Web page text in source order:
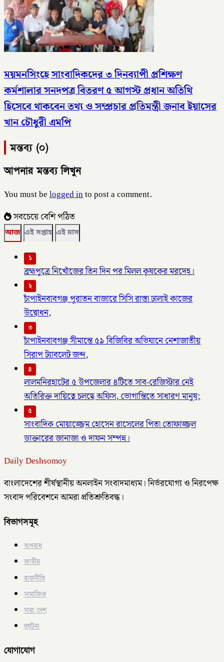
ময়মনসিংহে সাংবাদিকদের ৩ দিনব্যাপী প্রশিক্ষণ
কর্মশালার সনদপত্র বিতরণ ৫ আগস্ট​ প্রধান অতিথি
হিসেবে থাকবেন তথ্য ও সম্প্রচার প্রতিমন্ত্রী জনাব ইয়াসের
খান চৌধুরী এমপি
মন্তব্য (০)
আপনার মন্তব্য লিখুন
You must belogged into post a comment.
সবচেয়ে বেশি পঠিত
আজ এই সপ্তাহ এই মাস
১
ব্রহ্মপুত্রে নিখোঁজের তিন দিন পর মিলল কৃষকের মরদেহ।
২
চাঁপাইনবাবগঞ্জ পুরাতন বাজারে সিসি রাস্তা ঢালাই কাজের
উদ্বোধন,
৩
চাঁপাইনবাবগঞ্জ সীমান্তে ৫৯ বিজিবির অভিযানে নেশাজাতীয়
সিরাপ ট্যাবলেট জব্দ,
৪
লালমনিরহাটের ৫ উপজেলার ৪টিতে সাব-রেজিস্ট্রার নেই
অতিরিক্ত দায়িত্বে চলছে অফিস, ভোগান্তিতে সাধারণ মানুষ;
৫
সাংবাদিক মোয়াজ্জেম হোসেন রাসেলের পিতা তোফাজ্জল
ডাক্তারের জানাজা ও দাফন সম্পন্ন।
Daily Deshsomoy
বাংলাদেশের শীর্ষস্থানীয় অনলাইন সংবাদমাধ্যম। নির্ভরযোগ্য ও নিরপেক্ষ
সংবাদ পরিবেশনে আমরা প্রতিশ্রুতিবদ্ধ।
বিভাগসমূহ
অপরাধ
জাতীয়
রাজনীতি
সামাজিক
সারা দেশ
দুর্ঘটনা
যোগাযোগ